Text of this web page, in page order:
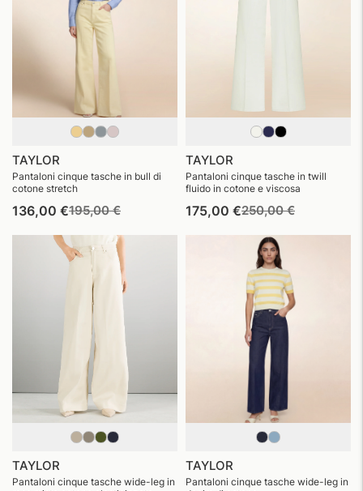
TAYLOR
Pantaloni cinque tasche in bull di
cotone stretch
136,00 €Prezzo
listino
195,00 €Prezzo
vendita
TAYLOR
Pantaloni cinque tasche in twill
fluido in cotone e viscosa
175,00 €Prezzo
listino
250,00 €Prezzo
TAYLOR
Pantaloni cinque tasche wide-leg in
TAYLOR
Pantaloni cinque tasche wide-leg in